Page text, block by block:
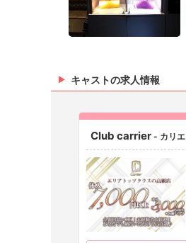
キャストの求人情報
Club carrier - カリエ